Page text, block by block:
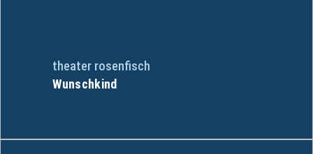
theater rosenfisch
Wunschkind